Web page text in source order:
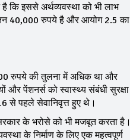
कि इससे अर्थव्यवस्था को भी लाभ
वेतन 40,000 रुपये है और आयोग 2.5 का
रुपये की तुलना में अधिक था और
और पेंशनर्स को स्वास्थ्य संबंधी सुरक्षा
से पहले सेवानिवृत्त हुए थे।
के भरोसे को भी मजबूत करता है।
के निर्माण के लिए एक महत्वपूर्ण